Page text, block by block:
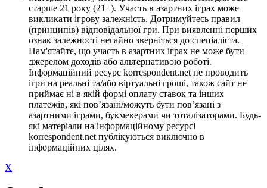
старше 21 року (21+). Участь в азартних іграх може
викликати ігрову залежність. Дотримуйтесь правил
(принципів) відповідальної гри. При виявленні перших
ознак залежності негайно зверніться до спеціаліста.
Пам'ятайте, що участь в азартних іграх не може бути
джерелом доходів або альтернативою роботі.
Інформаційний ресурс korrespondent.net не проводить
ігри на реальні та/або віртуальні гроші, також сайт не
приймає ні в якій формі оплату ставок та інших
платежів, які пов’язані/можуть бути пов’язані з
азартними іграми, букмекерами чи тоталізаторами. Будь-
які матеріали на інформаційному ресурсі
korrespondent.net публікуються виключно в
інформаційних цілях.
X